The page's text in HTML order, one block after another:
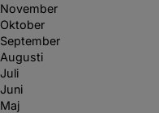
November
Oktober
September
Augusti
Juli
Juni
Maj